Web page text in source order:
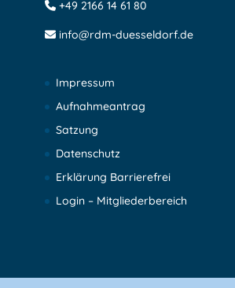
+49 2166 14 61 80
info@rdm-duesseldorf.de
Impressum
Aufnahmeantrag
Satzung
Datenschutz
Erklärung Barrierefrei
Login – Mitgliederbereich